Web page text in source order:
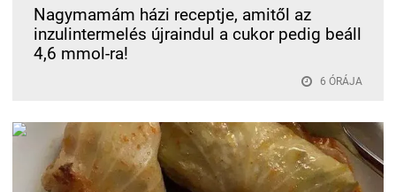
Nagymamám házi receptje, amitől az
inzulintermelés újraindul a cukor pedig beáll
4,6 mmol-ra!
6 ÓRÁJA